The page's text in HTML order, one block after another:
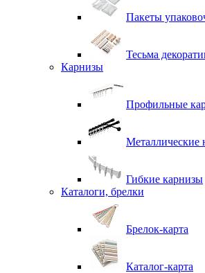
Пакеты
Тесьма
Карнизы
Профильные
Металлические
Гибкие карнизы
Каталоги, брелки
Брелок-карта
Каталог-карта